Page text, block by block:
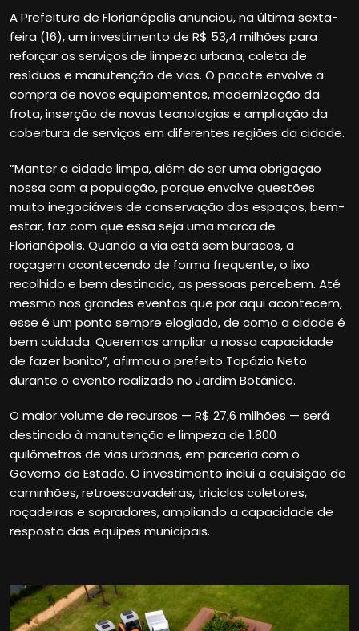
A Prefeitura de Florianópolis anunciou, na última sexta-
feira (16), um investimento de R$ 53,4 milhões para
reforçar os serviços de limpeza urbana, coleta de
resíduos e manutenção de vias. O pacote envolve a
compra de novos equipamentos, modernização da
frota, inserção de novas tecnologias e ampliação da
cobertura de serviços em diferentes regiões da cidade.
“Manter a cidade limpa, além de ser uma obrigação
nossa com a população, porque envolve questões
muito inegociáveis de conservação dos espaços, bem-
estar, faz com que essa seja uma marca de
Florianópolis. Quando a via está sem buracos, a
roçagem acontecendo de forma frequente, o lixo
recolhido e bem destinado, as pessoas percebem. Até
mesmo nos grandes eventos que por aqui acontecem,
esse é um ponto sempre elogiado, de como a cidade é
bem cuidada. Queremos ampliar a nossa capacidade
de fazer bonito”, afirmou o prefeito Topázio Neto
durante o evento realizado no Jardim Botânico.
O maior volume de recursos — R$ 27,6 milhões — será
destinado à manutenção e limpeza de 1.800
quilômetros de vias urbanas, em parceria com o
Governo do Estado. O investimento inclui a aquisição de
caminhões, retroescavadeiras, triciclos coletores,
roçadeiras e sopradores, ampliando a capacidade de
resposta das equipes municipais.